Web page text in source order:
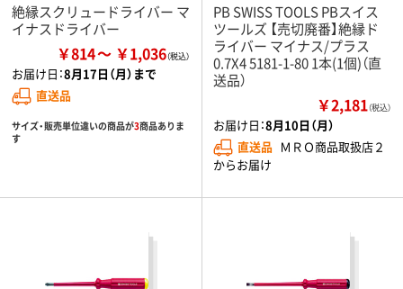
絶縁スクリュードライバー マ
イナスドライバー
￥814 ￥1,036
お届け日：8月17日（月）まで
直送品
サイズ・販売単位違いの商品が3商品ありま
す
PB SWISS TOOLS PBスイス
ツールズ 【売切廃番】絶縁ド
ライバー マイナス/プラス
0.7X4 5181-1-80 1本(1個)（直
送品）
￥2,181（税込）
お届け日：8月10日（月）
直送品 ＭＲＯ商品取扱店２
からお届け